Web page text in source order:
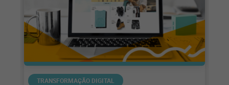
TRANSFORMAÇÃO DIGITAL